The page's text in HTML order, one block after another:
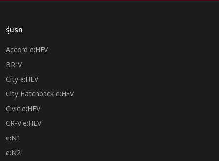
รุ่นรถ
Accord e:HEV
BR-V
City e:HEV
City Hatchback e:HEV
Civic e:HEV
CR-V e:HEV
e:N1
e:N2